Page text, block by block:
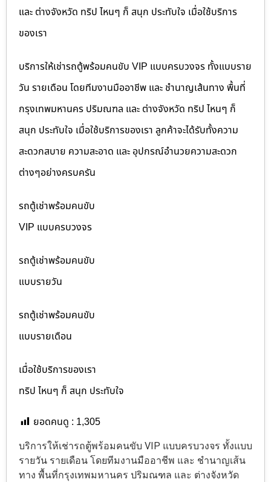
และ ต่างจังหวัด ทริป ไหนๆ ก็ สนุก ประทับใจ เมื่อใช้บริการ
ของเรา
บริการให้เช่ารถตู้พร้อมคนขับ VIP แบบครบวงจร ทั้งแบบราย
วัน รายเดือน โดยทีมงานมืออาชีพ และ ชำนาญเส้นทาง พื้นที่
กรุงเทพมหานคร ปริมณฑล และ ต่างจังหวัด ทริป ไหนๆ ก็
สนุก ประทับใจ เมื่อใช้บริการของเรา ลูกค้าจะได้รับทั้งความ
สะดวกสบาย ความสะอาด และ อุปกรณ์อำนวยความสะดวก
ต่างๆอย่างครบครัน
รถตู้เช่าพร้อมคนขับ
VIP แบบครบวงจร
รถตู้เช่าพร้อมคนขับ
แบบรายวัน
รถตู้เช่าพร้อมคนขับ
แบบรายเดือน
เมื่อใช้บริการของเรา
ทริป ไหนๆ ก็ สนุก ประทับใจ
ยอดคนดู : 1,305
บริการให้เช่ารถตู้พร้อมคนขับ VIP แบบครบวงจร ทั้งแบบ
รายวัน รายเดือน โดยทีมงานมืออาชีพ และ ชำนาญเส้น
ทาง พื้นที่กรุงเทพมหานคร ปริมณฑล และ ต่างจังหวัด